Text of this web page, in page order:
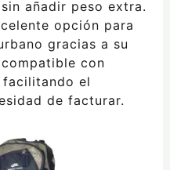
añadir peso extra.
opción para
gracias a su
con
facilitando el
de facturar.